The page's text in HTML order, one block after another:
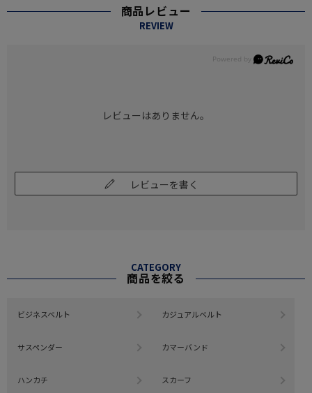
商品レビュー
REVIEW
レビューはありません。
レビューを書く
CATEGORY
商品を絞る
ビジネスベルト カジュアルベルト
サスペンダー カマーバンド
ハンカチ スカーフ